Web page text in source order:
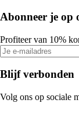
Abonneer je op
Profiteer van 10%
Blijf verbonden
Volg ons op sociale